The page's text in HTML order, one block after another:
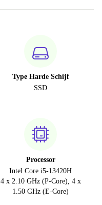
Type Harde Schijf
SSD
Processor
Intel Core i5-13420H
4 x 2.10 GHz (P-Core), 4 x
1.50 GHz (E-Core)